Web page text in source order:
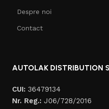
Despre noi
Contact
AUTOLAK DISTRIBUTION
CUI: 36479134
Nr. Reg.: J06/728/2016